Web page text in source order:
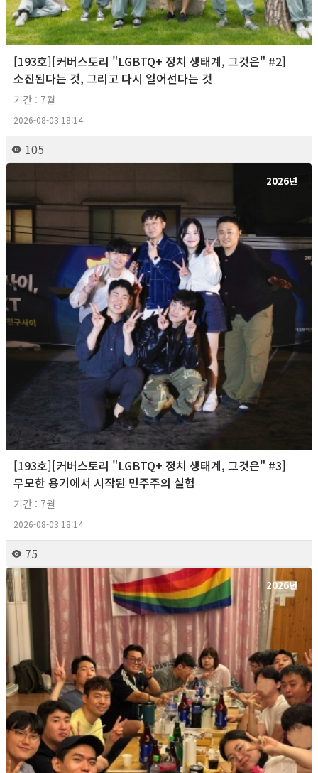
[193호][커버스토리 "LGBTQ+ 정치 생태계, 그것은" #2]
소진된다는 것, 그리고 다시 일어선다는 것
기간 : 7월
2026-08-03 18:14
105
2026년
[193호][커버스토리 "LGBTQ+ 정치 생태계, 그것은" #3]
무모한 용기에서 시작된 민주주의 실험
기간 : 7월
2026-08-03 18:14
75
2026년